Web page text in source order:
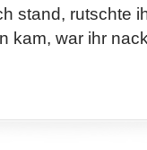
stand, rutschte
kam, war ihr